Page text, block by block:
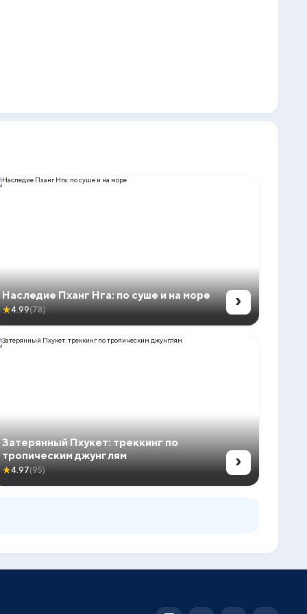
Наследие Пханг Нга: по суше и на море
★4.99(78) ›
Затерянный Пхукет: треккинг по
тропическим джунглям
★4.97(95) ›